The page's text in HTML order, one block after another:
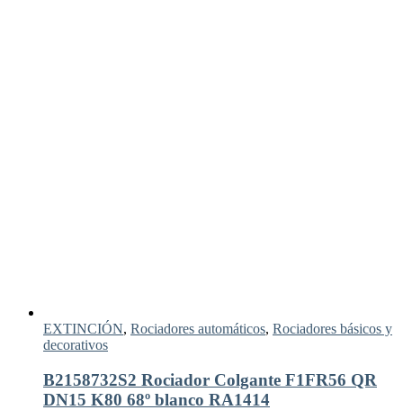
EXTINCIÓN, Rociadores automáticos, Rociadores básicos y
decorativos
B2158732S2 Rociador Colgante F1FR56 QR
DN15 K80 68º blanco RA1414